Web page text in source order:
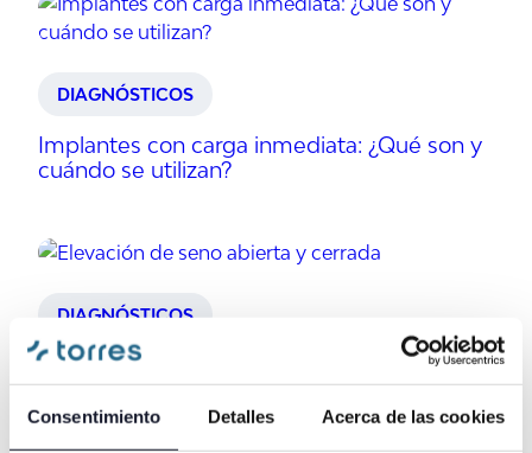
Consentimiento Detalles Acerca de las cookies
DIAGNÓSTICOS
Implantes con carga inmediata: ¿Qué son y
cuándo se utilizan?
DIAGNÓSTICOS
Elevación de seno abierta y cerrada